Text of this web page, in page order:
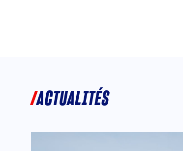
ACTUALITÉS